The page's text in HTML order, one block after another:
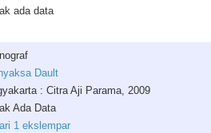
ada data
Dault
: Citra Aji Parama, 2009
Ada Data
1 ekslempar